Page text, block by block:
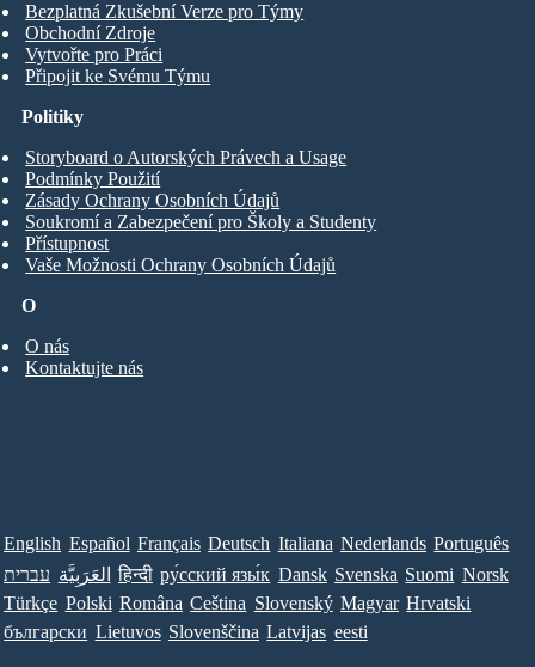
Bezplatná Zkušební Verze pro Týmy
Obchodní Zdroje
Vytvořte pro Práci
Připojit ke Svému Týmu
O
O nás
Kontaktujte nás
Politiky
Storyboard o Autorských Právech a Usage
Podmínky Použití
Zásady Ochrany Osobních Údajů
Soukromí a Zabezpečení pro Školy a Studenty
Přístupnost
Vaše Možnosti Ochrany Osobních Údajů
English Español Français Deutsch Italiana Nederlands Português
עברית العَرَبِيَّة हिन्दी ру́сский язы́к Dansk Svenska Suomi Norsk
Türkçe Polski Româna Ceština Slovenský Magyar Hrvatski
български Lietuvos Slovenščina Latvijas eesti